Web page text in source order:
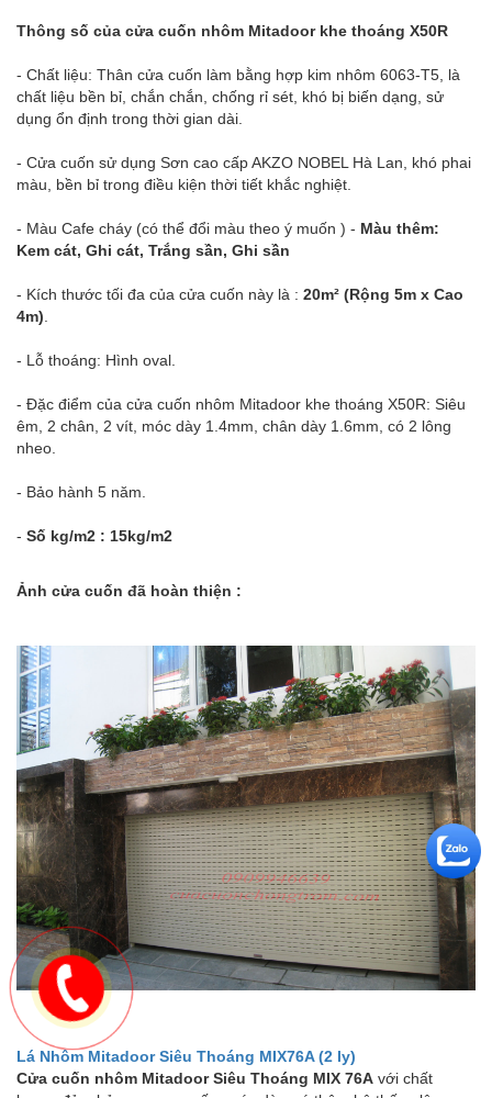
Thông số của cửa cuốn nhôm Mitadoor khe thoáng X50R
- Chất liệu: Thân cửa cuốn làm bằng hợp kim nhôm 6063-T5, là
chất liệu bền bỉ, chắn chắn, chống rỉ sét, khó bị biến dạng, sử
dụng ổn định trong thời gian dài.
- Cửa cuốn sử dụng Sơn cao cấp AKZO NOBEL Hà Lan, khó phai
màu, bền bỉ trong điều kiện thời tiết khắc nghiệt.
- Màu Cafe cháy (có thể đổi màu theo ý muốn ) - Màu thêm:
Kem cát, Ghi cát, Trắng sần, Ghi sần
- Kích thước tối đa của cửa cuốn này là : 20m² (Rộng 5m x Cao
4m)
- Lỗ thoáng: Hình oval.
- Đặc điểm của cửa cuốn nhôm Mitadoor khe thoáng X50R: Siêu
êm, 2 chân, 2 vít, móc dày 1.4mm, chân dày 1.6mm, có 2 lông
nheo.
- Bảo hành 5 năm.
- Số kg/m2 : 15kg/m2
Ảnh cửa cuốn đã hoàn thiện :
Lá Nhôm Mitadoor Siêu Thoáng MIX76A (2 ly)
Cửa cuốn nhôm Mitadoor Siêu Thoáng MIX 76A với chất